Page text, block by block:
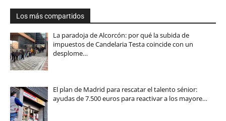
Los más compartidos
La paradoja de Alcorcón: por qué la subida de
impuestos de Candelaria Testa coincide con un
desplome…
El plan de Madrid para rescatar el talento sénior:
ayudas de 7.500 euros para reactivar a los mayore…